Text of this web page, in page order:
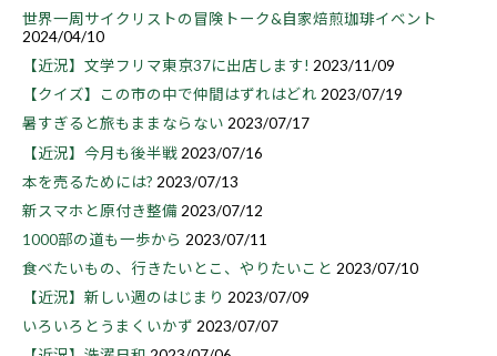
世界一周サイクリストの冒険トーク&自家焙煎珈琲イベント
2024/04/10
【近況】文学フリマ東京37に出店します! 2023/11/09
【クイズ】この市の中で仲間はずれはどれ 2023/07/19
暑すぎると旅もままならない 2023/07/17
【近況】今月も後半戦 2023/07/16
本を売るためには? 2023/07/13
新スマホと原付き整備 2023/07/12
1000部の道も一歩から 2023/07/11
食べたいもの、行きたいとこ、やりたいこと 2023/07/10
【近況】新しい週のはじまり 2023/07/09
いろいろとうまくいかず 2023/07/07